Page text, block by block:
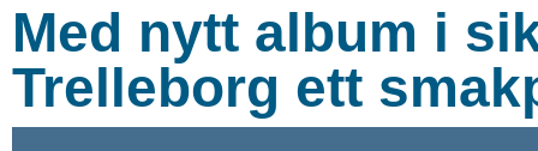
Med nytt album i
Trelleborg ett